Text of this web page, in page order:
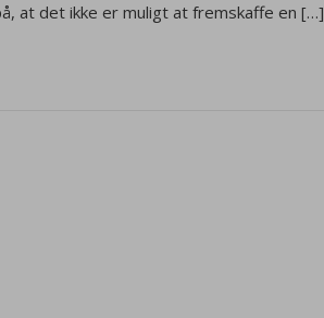
at det ikke er muligt at fremskaffe en […]